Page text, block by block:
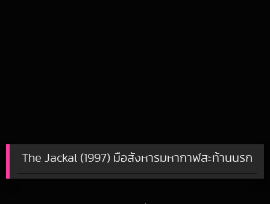
The Jackal (1997) มือสังหารมหากาฬสะท้านนรก